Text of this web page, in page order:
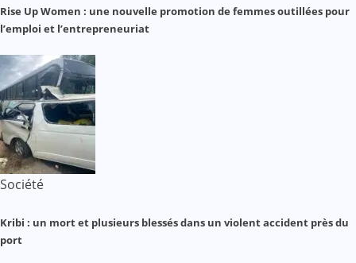
Rise Up Women : une nouvelle promotion de femmes outillées pour
l’emploi et l’entrepreneuriat
Société
Kribi : un mort et plusieurs blessés dans un violent accident près du
port